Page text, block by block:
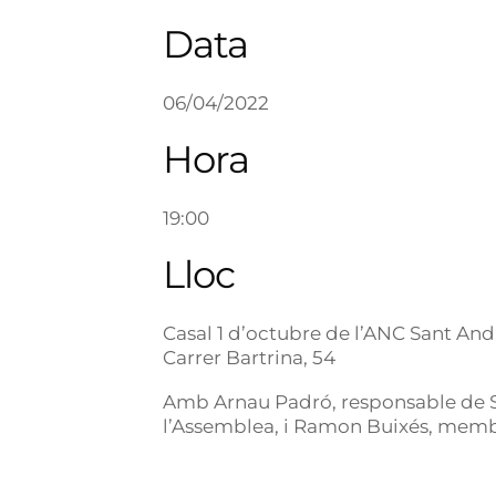
Data
06/04/2022
Hora
19:00
Lloc
Casal 1 d’octubre de l’ANC Sant
Carrer Bartrina, 54
Amb Arnau Padró, responsable de
l’Assemblea, i Ramon Buixés,